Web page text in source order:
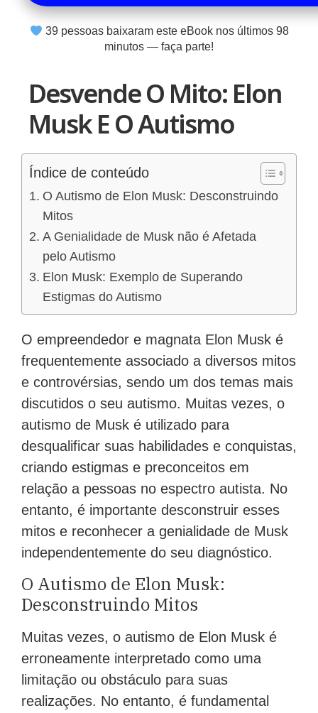
39pessoas baixaram este eBook nos últimos 98
minutos — faça parte!
Desvende O Mito: Elon
Musk E O Autismo
Índice de conteúdo
O Autismo de Elon Musk: Desconstruindo
Mitos
A Genialidade de Musk não é Afetada
pelo Autismo
Elon Musk: Exemplo de Superando
Estigmas do Autismo
O empreendedor e magnata Elon Musk é
frequentemente associado a diversos mitos
e controvérsias, sendo um dos temas mais
discutidos o seu autismo. Muitas vezes, o
autismo de Musk é utilizado para
desqualificar suas habilidades e conquistas,
criando estigmas e preconceitos em
relação a pessoas no espectro autista. No
entanto, é importante desconstruir esses
mitos e reconhecer a genialidade de Musk
independentemente do seu diagnóstico.
O Autismo de Elon Musk:
Desconstruindo Mitos
Muitas vezes, o autismo de Elon Musk é
erroneamente interpretado como uma
limitação ou obstáculo para suas
realizações. No entanto, é fundamental